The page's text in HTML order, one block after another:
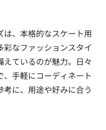
、本格的なスケート用
彩なファッションスタイ
ているのが魅力。日々
手軽にコーディネート
に、用途や好みに合う